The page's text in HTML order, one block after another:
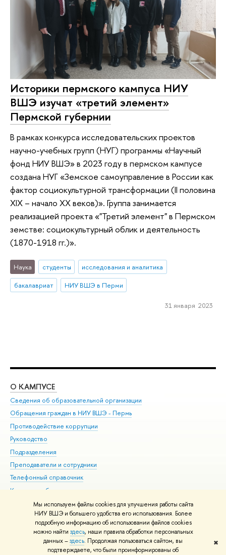
Мы используем файлы cookies для улучшения работы сайта
НИУ ВШЭ и большего удобства его использования. Более
подробную информацию об использовании файлов cookies
можно найти здесь, наши правила обработки персональных
данных –здесь. Продолжая пользоваться сайтом, вы
подтверждаете, что были проинформированы об
✖
Историки пермского кампуса НИУ
ВШЭ изучат «третий элемент»
Пермской губернии
В рамках конкурса исследовательских проектов
научно-учебных групп (НУГ) программы «Научный
фонд НИУ ВШЭ» в 2023 году в пермском кампусе
создана НУГ «Земское самоуправление в России как
фактор социокультурной трансформации (II половина
XIX – начало XX веков)». Группа занимается
реализацией проекта «"Третий элемент" в Пермском
земстве: социокультурный облик и деятельность
(1870-1918 гг.)».
Наука студенты
исследования и аналитика
бакалавриат
НИУ ВШЭ в Перми
31 января 2023
О КАМПУСЕ
Сведения об образовательной организации
Обращения граждан в НИУ ВШЭ - Пермь
Противодействие коррупции
Руководство
Подразделения
Преподаватели и сотрудники
Телефонный справочник
Корпуса и общежития
ВШЭ для студентов с ограниченными возможностями
здоровья и инвалидностью
Единая платежная страница